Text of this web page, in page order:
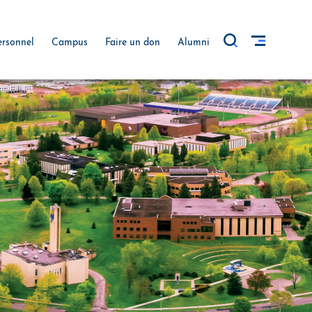
Campus Faire un don Alumni